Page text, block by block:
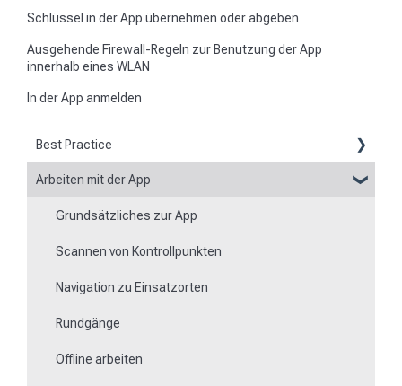
Schlüssel in der App übernehmen oder abgeben
Ausgehende Firewall-Regeln zur Benutzung der App
innerhalb eines WLAN
In der App anmelden
Best Practice
Berichte
Flexible Formulare
Zeiten
Besonderheit von Mobilgeräten
Arbeiten mit der App
Grundsätzliches zur App
Scannen von Kontrollpunkten
Navigation zu Einsatzorten
Rundgänge
Offline arbeiten